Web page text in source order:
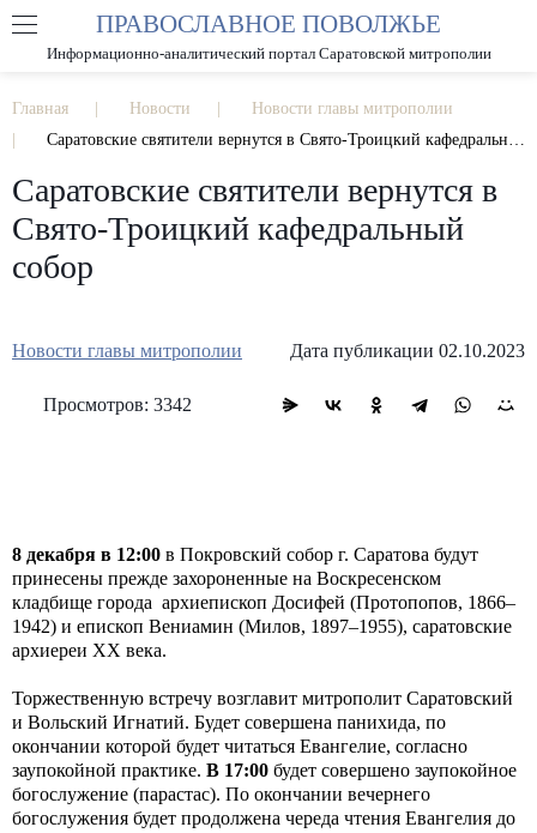
РАЗМЕР ШРИФТА А А
ПРАВОСЛАВНОЕ ПОВОЛЖЬЕ
Информационно-аналитический портал Саратовской митрополии
Главная Новости
Новости главы митрополии
Саратовские святители вернутся в Свято-Троицкий кафедральный собор
Саратовские святители вернутся в
Свято-Троицкий кафедральный
собор
Новости главы митрополии Дата публикации 02.10.2023
Просмотров: 3342
8 декабря в 12:00 в Покровский собор г. Саратова будут
принесены прежде захороненные на Воскресенском
кладбище города архиепископ Досифей (Протопопов, 1866–
1942) и епископ Вениамин (Милов, 1897–1955), саратовские
архиереи ХХ века.
Торжественную встречу возглавит митрополит Саратовский
и Вольский Игнатий. Будет совершена панихида, по
окончании которой будет читаться Евангелие, согласно
заупокойной практике. В 17:00 будет совершено заупокойное
богослужение (парастас). По окончании вечернего
богослужения будет продолжена череда чтения Евангелия до